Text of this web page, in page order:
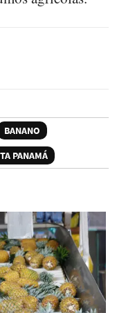
BANANO
PANAMÁ